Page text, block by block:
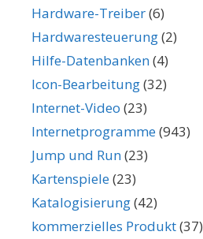
Hardware-Treiber(6)
Hardwaresteuerung(2)
Hilfe-Datenbanken(4)
Icon-Bearbeitung(32)
Internet-Video (23)
Internetprogramme(943)
Jump und Run(23)
Kartenspiele(23)
Katalogisierung(42)
kommerzielles Produkt(37)